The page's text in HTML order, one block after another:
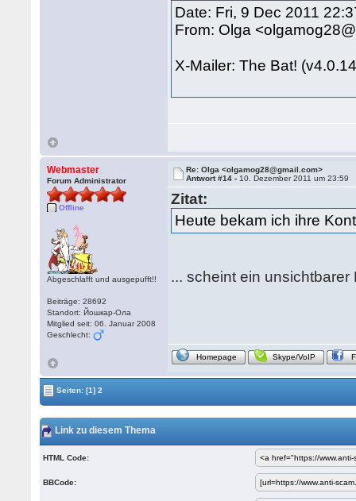
Date: Fri, 9 Dec 2011
From: Olga
X-Mailer: The Bat!
Webmaster
Forum Administrator
Offline
Abgeschlafft und ausgepufft!!
Beiträge: 28692
Standort: Йошкар-Ола
Mitglied seit: 06. Januar 2008
Geschlecht:
Re: Olga <olgamog28@gmail.com>
Antwort #14 - 10. Dezember 2011 um 23:59
Zitat:
Heute bekam ich ihre
... scheint ein
Homepage Skype/VoIP
Seiten:[1] 2
Link zu diesem Thema
HTML Code:
BBCode: